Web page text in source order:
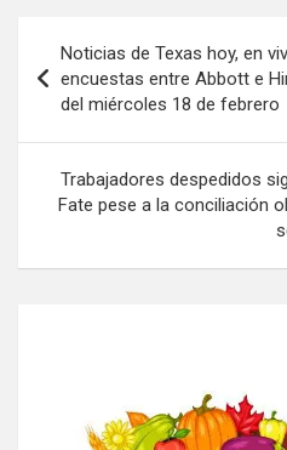
de
entradas
Noticias de Texas hoy, en
encuestas entre Abbott e
del miércoles 18 de febrero
Trabajadores despedidos
Fate pese a la conciliación